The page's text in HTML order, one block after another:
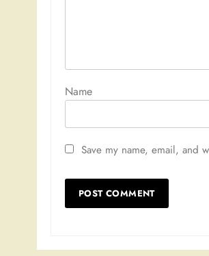
Save my name, email, and